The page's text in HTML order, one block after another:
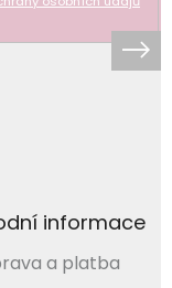
informace
a platba